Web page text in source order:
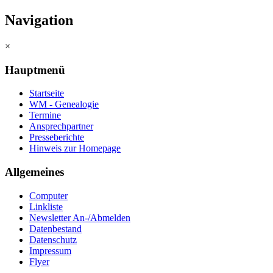
Navigation
×
Hauptmenü
Startseite
WM - Genealogie
Termine
Ansprechpartner
Presseberichte
Hinweis zur Homepage
Allgemeines
Computer
Linkliste
Newsletter An-/Abmelden
Datenbestand
Datenschutz
Impressum
Flyer